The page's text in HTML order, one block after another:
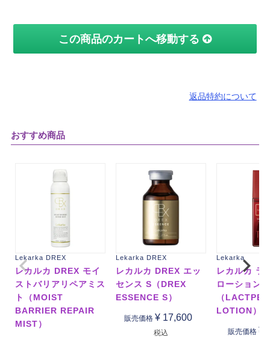
この商品のカートへ移動する
返品特約について
おすすめ商品
Lekarka DREX
レカルカ DREX モイ
ストバリアリペアミス
ト（MOIST
BARRIER REPAIR
MIST）
Lekarka DREX
レカルカ DREX エッ
センス S（DREX
ESSENCE S）
販売価格 ¥ 17,600
税込
Lekarka
レカルカ ラ
ローション
（LACTPEP
LOTION）
販売価格 ¥